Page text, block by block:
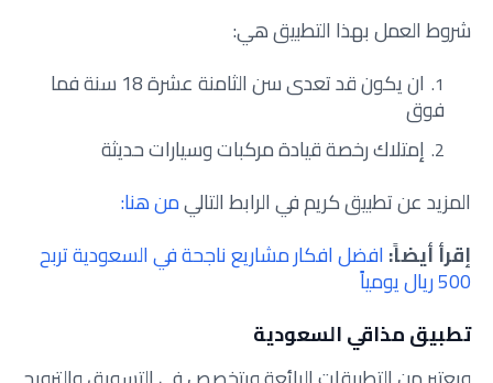
شروط العمل بهذا التطبيق هي:
ان يكون قد تعدى سن الثامنة عشرة 18 سنة فما
فوق
إمتلاك رخصة قيادة مركبات وسيارات حديثة
المزيد عن تطبيق كريم في الرابط التاليمن هنا:
إقرأ أيضاً:افضل افكار مشاريع ناجحة في السعودية تربح
500 ريال يومياً
تطبيق مذاقي السعودية